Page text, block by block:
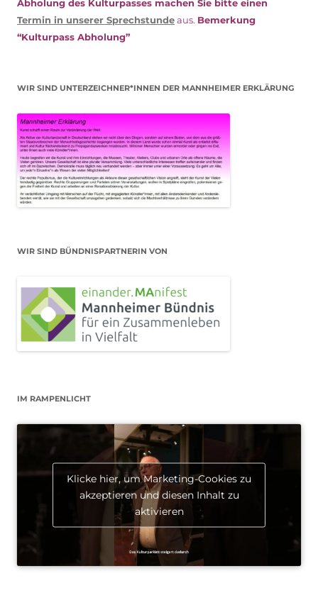
Abholung des Kulturpasses machen Sie bitte einen
Termin in unserer Sprechstundeaus. Bemerkung
“Kulturpass Abholung”
WIR SIND UNTERZEICHNER*INNEN DER MANNHEIMER ERKLÄRUNG
WIR SIND BÜNDNISPARTNERIN VON
IM RAMPENLICHT
Klicke hier, um Marketing-Cookies zu
akzeptieren und diesen Inhalt zu
aktivieren